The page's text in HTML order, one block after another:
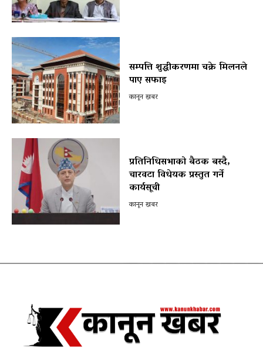
सम्पत्ति शुद्धीकरणमा चक्रे मिलनले
पाए सफाइ
कानून खबर
प्रतिनिधिसभाको बैठक बस्दै,
चारवटा विधेयक प्रस्तुत गर्ने
कार्यसूची
कानून खबर